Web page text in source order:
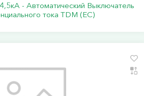
- Автоматический Выключатель
тока TDM (ЕС)